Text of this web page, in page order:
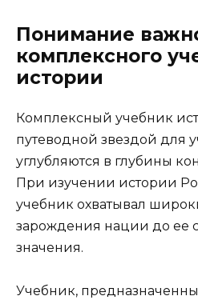
Понимание
комплексного
истории
Комплексный учебник
путеводной звездой для
углубляются в глубины
При изучении истории
учебник охватывал
зарождения нации до ее
значения.
Учебник,